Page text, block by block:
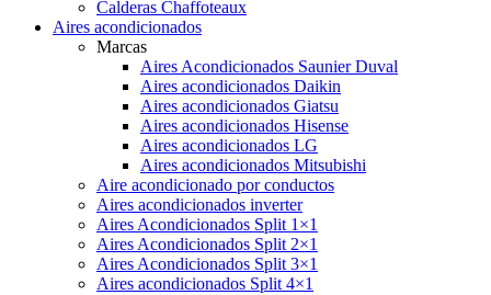
Calderas Chaffoteaux
Aires acondicionados
Marcas
Aires Acondicionados Saunier Duval
Aires acondicionados Daikin
Aires acondicionados Giatsu
Aires acondicionados Hisense
Aires acondicionados LG
Aires acondicionados Mitsubishi
Aire acondicionado por conductos
Aires acondicionados inverter
Aires Acondicionados Split 1×1
Aires Acondicionados Split 2×1
Aires Acondicionados Split 3×1
Aires acondicionados Split 4×1